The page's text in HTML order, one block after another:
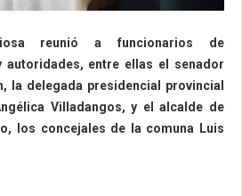
reunió a funcionarios de
autoridades, entre ellas el senador
la delegada presidencial provincial
Villadangos, y el alcalde de
los concejales de la comuna Luis